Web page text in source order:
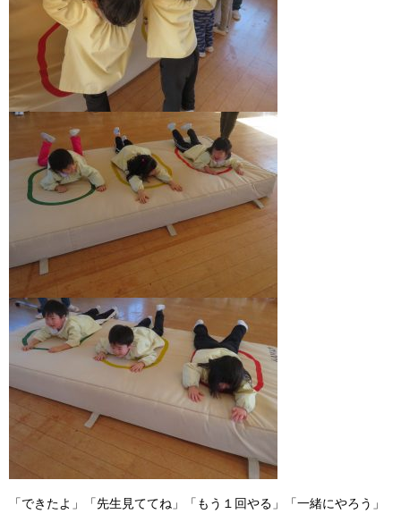
「できたよ」「先生見ててね」「もう１回やる」「一緒にやろう」